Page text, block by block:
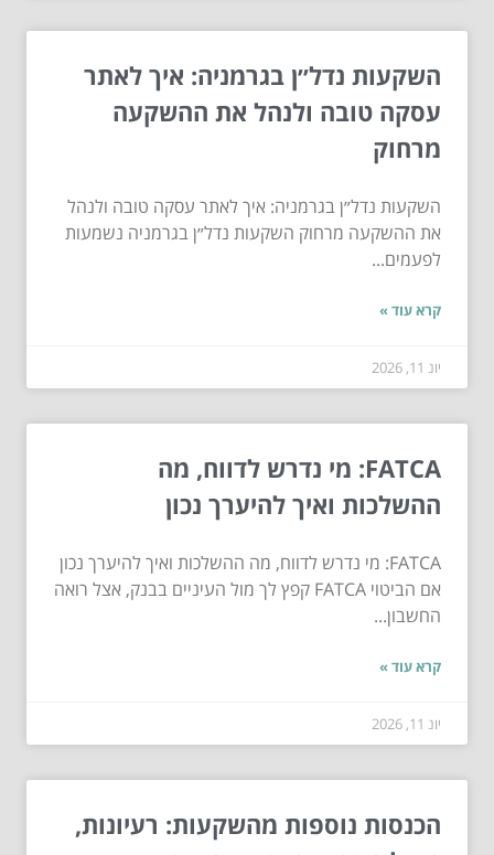
השקעות נדל״ן בגרמניה: איך לאתר
עסקה טובה ולנהל את ההשקעה
מרחוק
השקעות נדל״ן בגרמניה: איך לאתר עסקה טובה ולנהל
את ההשקעה מרחוק השקעות נדל״ן בגרמניה נשמעות
לפעמים...
קרא עוד »
יונ 11, 2026
FATCA: מי נדרש לדווח, מה
ההשלכות ואיך להיערך נכון
FATCA: מי נדרש לדווח, מה ההשלכות ואיך להיערך נכון
אם הביטוי FATCA קפץ לך מול העיניים בבנק, אצל רואה
החשבון...
קרא עוד »
יונ 11, 2026
הכנסות נוספות מהשקעות: רעיונות,